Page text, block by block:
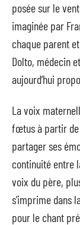
posée sur le
imaginée par
chaque parent
Dolto, médecin
aujourd’hui
La voix
fœtus à partir de
partager ses
continuité entre
voix du père,
s’imprime dans
pour le chant